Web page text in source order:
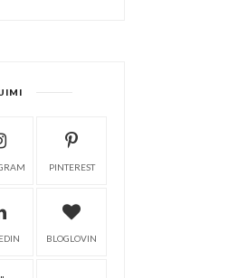
PINTEREST
BLOGLOVIN